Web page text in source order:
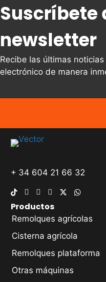
Suscríbete
newsletter
Recibe las últimas
electrónico de manera
+ 34 604 21 66 32
Productos
Remolques agrícolas
Cisterna agrícola
Remolques plataforma
Otras máquinas